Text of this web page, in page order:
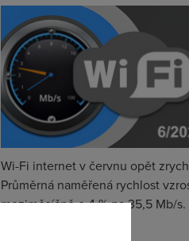
Wi-Fi internet v červnu opět
Průměrná naměřená rychlost
meziměsíčně o 4 % na 35,5 Mb/s.